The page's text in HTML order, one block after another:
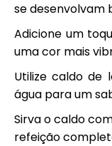
se desenvolvam
Adicione um
uma cor mais
Utilize caldo de
água para um
Sirva o caldo
refeição